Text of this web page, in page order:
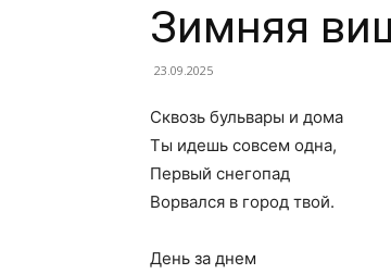
строительства
и
ремонта
Зимняя
23.09.2025
Сквозь бульвары и дома
Ты идешь совсем одна,
Первый снегопад
Ворвался в город твой.
День за днем